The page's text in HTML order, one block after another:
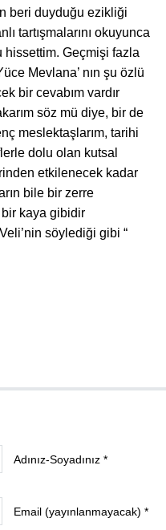
beri duyduğu ezikliği
tartışmalarını okuyunca
Geçmişi fazla
Mevlana’ nın şu özlü
bir cevabım vardır
söz mü diye, bir de
meslektaşlarım, tarihi
dolu olan kutsal
etkilenecek kadar
bile bir zerre
kaya gibidir
söylediği gibi “
Adınız-Soyadınız *
Email (yayınlanmayacak) *